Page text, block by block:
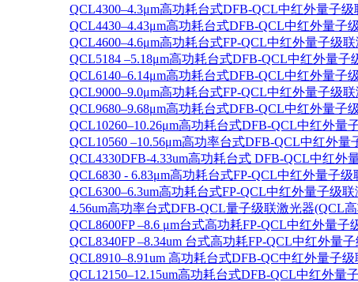
QCL4300–4.3μm高功耗台式DFB-QCL中红外量子级
QCL4430–4.43μm高功耗台式DFB-QCL中红外量子
QCL4600–4.6μm高功耗台式FP-QCL中红外量子级
QCL5184 –5.18μm高功耗台式DFB-QCL中红外量子
QCL6140–6.14μm高功耗台式DFB-QCL中红外量子
QCL9000–9.0μm高功耗台式FP-QCL中红外量子级
QCL9680–9.68μm高功耗台式DFB-QCL中红外量子
QCL10260–10.26μm高功耗台式DFB-QCL中红外量
QCL10560 –10.56μm高功率台式DFB-QCL中红外量
QCL4330DFB-4.33um高功耗台式 DFB-QCL中红外
QCL6830 - 6.83μm高功耗台式FP-QCL中红外量子级
QCL6300–6.3um高功耗台式FP-QCL中红外量子级
4.56um高功率台式DFB-QCL量子级联激光器(QCL
QCL8600FP –8.6 μm台式高功耗FP-QCL中红外量子
QCL8340FP –8.34um 台式高功耗FP-QCL中红外量
QCL8910–8.91um 高功耗台式DFB-QC中红外量子
QCL12150–12.15um高功耗台式DFB-QCL中红外量